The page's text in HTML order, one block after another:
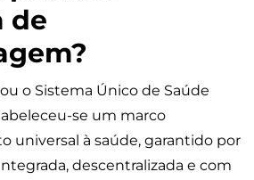
de
o Sistema Único de Saúde
se um marco
universal à saúde, garantido por
descentralizada e com